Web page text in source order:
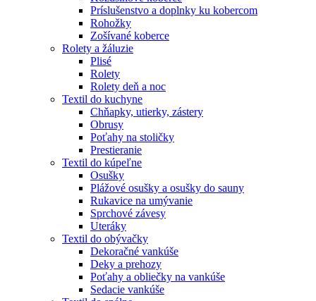
Príslušenstvo a doplnky ku kobercom
Rohožky
Zošívané koberce
Rolety a žáluzie
Plisé
Rolety
Rolety deň a noc
Textil do kuchyne
Chňapky, utierky, zástery
Obrusy
Poťahy na stoličky
Prestieranie
Textil do kúpeľne
Osušky
Plážové osušky a osušky do sauny
Rukavice na umývanie
Sprchové závesy
Uteráky
Textil do obývačky
Dekoračné vankúše
Deky a prehozy
Poťahy a obliečky na vankúše
Sedacie vankúše